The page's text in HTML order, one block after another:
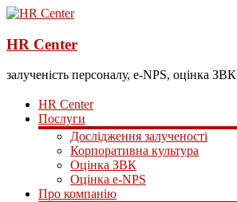
HR Center
залученість персоналу, e-NPS, оцінка ЗВК
HR Center
Послуги
Дослідження залученості
Корпоративна культура
Оцінка ЗВК
Оцінка e-NPS
Про компанію